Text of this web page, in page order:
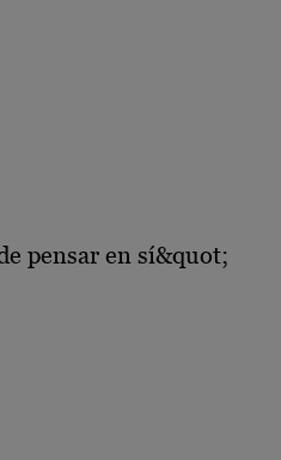
pensar en sí&quot;